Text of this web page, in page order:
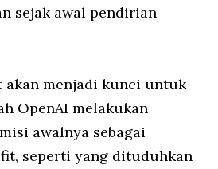
sejak awal pendirian
akan menjadi kunci untuk
OpenAI melakukan
awalnya sebagai
seperti yang dituduhkan